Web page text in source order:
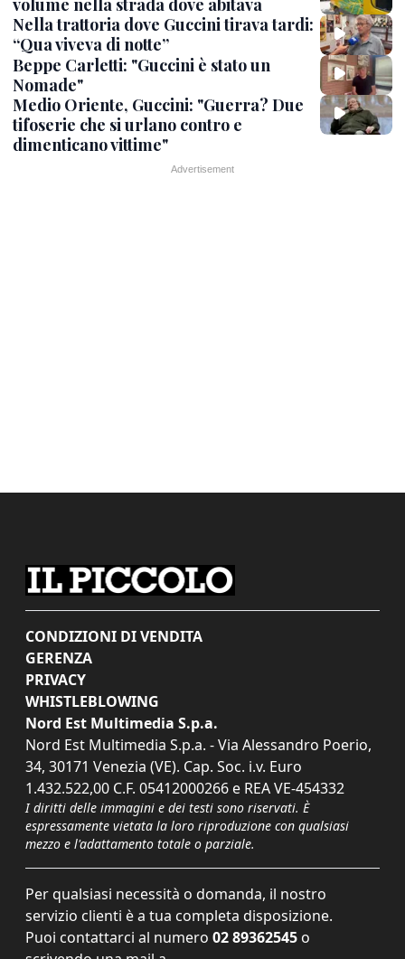
volume nella strada dove abitava
Nella trattoria dove Guccini tirava tardi:
“Qua viveva di notte”
Beppe Carletti: "Guccini è stato un
Nomade"
Medio Oriente, Guccini: "Guerra? Due
tifoserie che si urlano contro e
dimenticano vittime"
CONDIZIONI DI VENDITA
GERENZA
PRIVACY
WHISTLEBLOWING
Nord Est Multimedia S.p.a.
Nord Est Multimedia S.p.a. - Via Alessandro Poerio,
34, 30171 Venezia (VE). Cap. Soc. i.v. Euro
1.432.522,00 C.F. 05412000266 e REA VE-454332
I diritti delle immagini e dei testi sono riservati. È
espressamente vietata la loro riproduzione con qualsiasi
mezzo e l'adattamento totale o parziale.
Per qualsiasi necessità o domanda, il nostro
servizio clienti è a tua completa disposizione.
Puoi contattarci al numero 02 89362545 o